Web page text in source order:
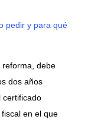
pedir y para qué
reforma, debe
dos años
certificado
en el que